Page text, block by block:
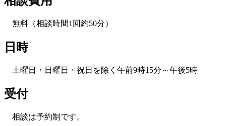
無料（相談時間1回約50分）
日時
土曜日・日曜日・祝日を除く午前9時15分～午後5時
受付
相談は予約制です。